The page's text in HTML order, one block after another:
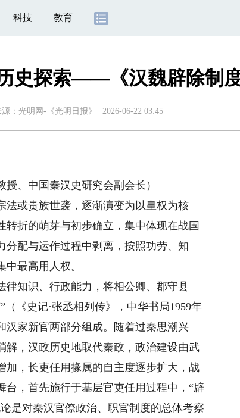
科技 教育
史探索——《汉魏辟除制
： 光明网-《光明日报》 2026-06-22 03:45
、中国秦汉史研究会副会长）
或贵族世袭，逐渐演变为以皇权为核
折的萌芽与初步确立，集中体现在战国
分配与运作过程中剥离，按照功劳、知
最高用人权。
知识、行政能力，将相公卿、郡守县
《史记·张丞相列传》，中华书局1959年
汉家新官两部分组成。随着过秦思潮兴
解，汉政历史地取代秦政，政治建设由武
，长吏任用掾属的自主度逐步扩大，战
，首先施行于基层官吏任用过程中，“辟
是对秦汉官僚政治、职官制度的总体考察